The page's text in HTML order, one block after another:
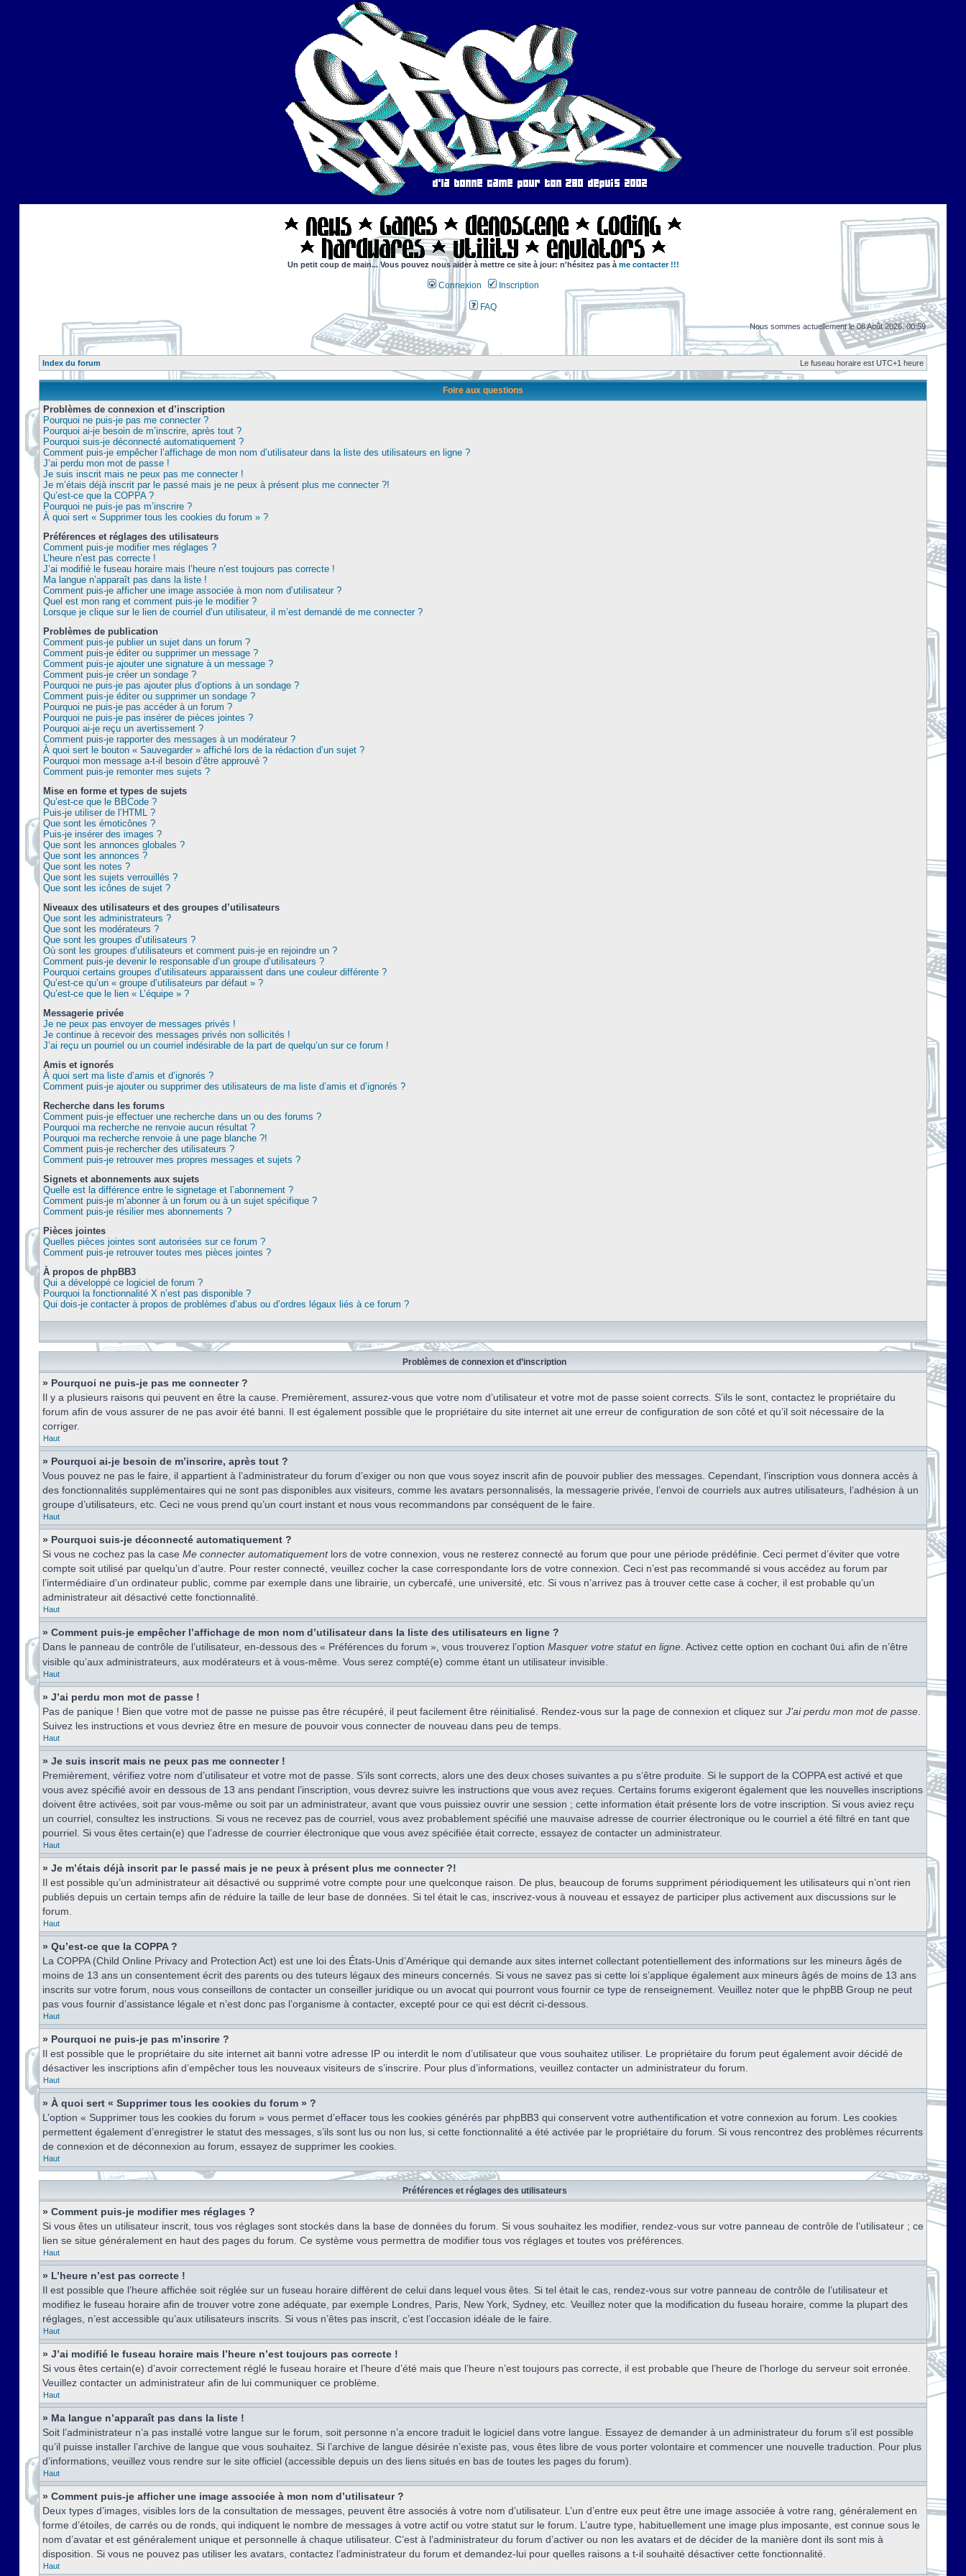
Un petit coup de main... Vous pouvez nous aider à mettre ce site à jour: n'hésitez pas à me contacter !!!
Connexion Inscription
FAQ
Nous sommes actuellement le 08 Août 2026, 00:59
Index du forum Le fuseau horaire est UTC+1 heure
Foire aux questions
Problèmes de connexion et d’inscription
Pourquoi ne puis-je pas me connecter ?
Pourquoi ai-je besoin de m’inscrire, après tout ?
Pourquoi suis-je déconnecté automatiquement ?
Comment puis-je empêcher l’affichage de mon nom d’utilisateur dans la liste des utilisateurs en ligne ?
J’ai perdu mon mot de passe !
Je suis inscrit mais ne peux pas me connecter !
Je m’étais déjà inscrit par le passé mais je ne peux à présent plus me connecter ?!
Qu’est-ce que la COPPA ?
Pourquoi ne puis-je pas m’inscrire ?
À quoi sert « Supprimer tous les cookies du forum » ?
Préférences et réglages des utilisateurs
Comment puis-je modifier mes réglages ?
L’heure n’est pas correcte !
J’ai modifié le fuseau horaire mais l’heure n’est toujours pas correcte !
Ma langue n’apparaît pas dans la liste !
Comment puis-je afficher une image associée à mon nom d’utilisateur ?
Quel est mon rang et comment puis-je le modifier ?
Lorsque je clique sur le lien de courriel d’un utilisateur, il m’est demandé de me connecter ?
Problèmes de publication
Comment puis-je publier un sujet dans un forum ?
Comment puis-je éditer ou supprimer un message ?
Comment puis-je ajouter une signature à un message ?
Comment puis-je créer un sondage ?
Pourquoi ne puis-je pas ajouter plus d’options à un sondage ?
Comment puis-je éditer ou supprimer un sondage ?
Pourquoi ne puis-je pas accéder à un forum ?
Pourquoi ne puis-je pas insérer de pièces jointes ?
Pourquoi ai-je reçu un avertissement ?
Comment puis-je rapporter des messages à un modérateur ?
À quoi sert le bouton « Sauvegarder » affiché lors de la rédaction d’un sujet ?
Pourquoi mon message a-t-il besoin d’être approuvé ?
Comment puis-je remonter mes sujets ?
Mise en forme et types de sujets
Qu’est-ce que le BBCode ?
Puis-je utiliser de l’HTML ?
Que sont les émoticônes ?
Puis-je insérer des images ?
Que sont les annonces globales ?
Que sont les annonces ?
Que sont les notes ?
Que sont les sujets verrouillés ?
Que sont les icônes de sujet ?
Niveaux des utilisateurs et des groupes d’utilisateurs
Que sont les administrateurs ?
Que sont les modérateurs ?
Que sont les groupes d’utilisateurs ?
Où sont les groupes d’utilisateurs et comment puis-je en rejoindre un ?
Comment puis-je devenir le responsable d’un groupe d’utilisateurs ?
Pourquoi certains groupes d’utilisateurs apparaissent dans une couleur différente ?
Qu’est-ce qu’un « groupe d’utilisateurs par défaut » ?
Qu’est-ce que le lien « L’équipe » ?
Messagerie privée
Je ne peux pas envoyer de messages privés !
Je continue à recevoir des messages privés non sollicités !
J’ai reçu un pourriel ou un courriel indésirable de la part de quelqu’un sur ce forum !
Amis et ignorés
À quoi sert ma liste d’amis et d’ignorés ?
Comment puis-je ajouter ou supprimer des utilisateurs de ma liste d’amis et d’ignorés ?
Recherche dans les forums
Comment puis-je effectuer une recherche dans un ou des forums ?
Pourquoi ma recherche ne renvoie aucun résultat ?
Pourquoi ma recherche renvoie à une page blanche ?!
Comment puis-je rechercher des utilisateurs ?
Comment puis-je retrouver mes propres messages et sujets ?
Signets et abonnements aux sujets
Quelle est la différence entre le signetage et l’abonnement ?
Comment puis-je m’abonner à un forum ou à un sujet spécifique ?
Comment puis-je résilier mes abonnements ?
Pièces jointes
Quelles pièces jointes sont autorisées sur ce forum ?
Comment puis-je retrouver toutes mes pièces jointes ?
À propos de phpBB3
Qui a développé ce logiciel de forum ?
Pourquoi la fonctionnalité X n’est pas disponible ?
Qui dois-je contacter à propos de problèmes d’abus ou d’ordres légaux liés à ce forum ?
Problèmes de connexion et d’inscription
» Pourquoi ne puis-je pas me connecter ?
Il y a plusieurs raisons qui peuvent en être la cause. Premièrement, assurez-vous que votre nom d’utilisateur et votre mot de passe soient corrects. S’ils le sont, contactez le propriétaire du
forum afin de vous assurer de ne pas avoir été banni. Il est également possible que le propriétaire du site internet ait une erreur de configuration de son côté et qu’il soit nécessaire de la
corriger.
Haut
» Pourquoi ai-je besoin de m’inscrire, après tout ?
Vous pouvez ne pas le faire, il appartient à l’administrateur du forum d’exiger ou non que vous soyez inscrit afin de pouvoir publier des messages. Cependant, l’inscription vous donnera accès à
des fonctionnalités supplémentaires qui ne sont pas disponibles aux visiteurs, comme les avatars personnalisés, la messagerie privée, l’envoi de courriels aux autres utilisateurs, l’adhésion à un
groupe d’utilisateurs, etc. Ceci ne vous prend qu’un court instant et nous vous recommandons par conséquent de le faire.
Haut
» Pourquoi suis-je déconnecté automatiquement ?
Si vous ne cochez pas la case Me connecter automatiquementlors de votre connexion, vous ne resterez connecté au forum que pour une période prédéfinie. Ceci permet d’éviter que votre
compte soit utilisé par quelqu’un d’autre. Pour rester connecté, veuillez cocher la case correspondante lors de votre connexion. Ceci n’est pas recommandé si vous accédez au forum par
l’intermédiaire d’un ordinateur public, comme par exemple dans une librairie, un cybercafé, une université, etc. Si vous n’arrivez pas à trouver cette case à cocher, il est probable qu’un
administrateur ait désactivé cette fonctionnalité.
Haut
» Comment puis-je empêcher l’affichage de mon nom d’utilisateur dans la liste des utilisateurs en ligne ?
Dans le panneau de contrôle de l’utilisateur, en-dessous des « Préférences du forum », vous trouverez l’option Masquer votre statut en ligne . Activez cette option en cochant Oui afin de n’être
visible qu’aux administrateurs, aux modérateurs et à vous-même. Vous serez compté(e) comme étant un utilisateur invisible.
Haut
» J’ai perdu mon mot de passe !
Pas de panique ! Bien que votre mot de passe ne puisse pas être récupéré, il peut facilement être réinitialisé. Rendez-vous sur la page de connexion et cliquez sur J’ai perdu mon mot de passe
Suivez les instructions et vous devriez être en mesure de pouvoir vous connecter de nouveau dans peu de temps.
Haut
» Je suis inscrit mais ne peux pas me connecter !
Premièrement, vérifiez votre nom d’utilisateur et votre mot de passe. S’ils sont corrects, alors une des deux choses suivantes a pu s’être produite. Si le support de la COPPA est activé et que
vous avez spécifié avoir en dessous de 13 ans pendant l’inscription, vous devrez suivre les instructions que vous avez reçues. Certains forums exigeront également que les nouvelles inscriptions
doivent être activées, soit par vous-même ou soit par un administrateur, avant que vous puissiez ouvrir une session ; cette information était présente lors de votre inscription. Si vous aviez reçu
un courriel, consultez les instructions. Si vous ne recevez pas de courriel, vous avez probablement spécifié une mauvaise adresse de courrier électronique ou le courriel a été filtré en tant que
pourriel. Si vous êtes certain(e) que l’adresse de courrier électronique que vous avez spécifiée était correcte, essayez de contacter un administrateur.
Haut
» Je m’étais déjà inscrit par le passé mais je ne peux à présent plus me connecter ?!
Il est possible qu’un administrateur ait désactivé ou supprimé votre compte pour une quelconque raison. De plus, beaucoup de forums suppriment périodiquement les utilisateurs qui n’ont rien
publiés depuis un certain temps afin de réduire la taille de leur base de données. Si tel était le cas, inscrivez-vous à nouveau et essayez de participer plus activement aux discussions sur le
forum.
Haut
» Qu’est-ce que la COPPA ?
La COPPA (Child Online Privacy and Protection Act) est une loi des États-Unis d’Amérique qui demande aux sites internet collectant potentiellement des informations sur les mineurs âgés de
moins de 13 ans un consentement écrit des parents ou des tuteurs légaux des mineurs concernés. Si vous ne savez pas si cette loi s’applique également aux mineurs âgés de moins de 13 ans
inscrits sur votre forum, nous vous conseillons de contacter un conseiller juridique ou un avocat qui pourront vous fournir ce type de renseignement. Veuillez noter que le phpBB Group ne peut
pas vous fournir d’assistance légale et n’est donc pas l’organisme à contacter, excepté pour ce qui est décrit ci-dessous.
Haut
» Pourquoi ne puis-je pas m’inscrire ?
Il est possible que le propriétaire du site internet ait banni votre adresse IP ou interdit le nom d’utilisateur que vous souhaitez utiliser. Le propriétaire du forum peut également avoir décidé de
désactiver les inscriptions afin d’empêcher tous les nouveaux visiteurs de s’inscrire. Pour plus d’informations, veuillez contacter un administrateur du forum.
Haut
» À quoi sert « Supprimer tous les cookies du forum » ?
L’option « Supprimer tous les cookies du forum » vous permet d’effacer tous les cookies générés par phpBB3 qui conservent votre authentification et votre connexion au forum. Les cookies
permettent également d’enregistrer le statut des messages, s’ils sont lus ou non lus, si cette fonctionnalité a été activée par le propriétaire du forum. Si vous rencontrez des problèmes récurrents
de connexion et de déconnexion au forum, essayez de supprimer les cookies.
Haut
Préférences et réglages des utilisateurs
» Comment puis-je modifier mes réglages ?
Si vous êtes un utilisateur inscrit, tous vos réglages sont stockés dans la base de données du forum. Si vous souhaitez les modifier, rendez-vous sur votre panneau de contrôle de l’utilisateur ; ce
lien se situe généralement en haut des pages du forum. Ce système vous permettra de modifier tous vos réglages et toutes vos préférences.
Haut
» L’heure n’est pas correcte !
Il est possible que l’heure affichée soit réglée sur un fuseau horaire différent de celui dans lequel vous êtes. Si tel était le cas, rendez-vous sur votre panneau de contrôle de l’utilisateur et
modifiez le fuseau horaire afin de trouver votre zone adéquate, par exemple Londres, Paris, New York, Sydney, etc. Veuillez noter que la modification du fuseau horaire, comme la plupart des
réglages, n’est accessible qu’aux utilisateurs inscrits. Si vous n’êtes pas inscrit, c’est l’occasion idéale de le faire.
Haut
» J’ai modifié le fuseau horaire mais l’heure n’est toujours pas correcte !
Si vous êtes certain(e) d’avoir correctement réglé le fuseau horaire et l’heure d’été mais que l’heure n’est toujours pas correcte, il est probable que l’heure de l’horloge du serveur soit erronée.
Veuillez contacter un administrateur afin de lui communiquer ce problème.
Haut
» Ma langue n’apparaît pas dans la liste !
Soit l’administrateur n’a pas installé votre langue sur le forum, soit personne n’a encore traduit le logiciel dans votre langue. Essayez de demander à un administrateur du forum s’il est possible
qu’il puisse installer l’archive de langue que vous souhaitez. Si l’archive de langue désirée n’existe pas, vous êtes libre de vous porter volontaire et commencer une nouvelle traduction. Pour plus
d’informations, veuillez vous rendre sur le site officiel (accessible depuis un des liens situés en bas de toutes les pages du forum).
Haut
» Comment puis-je afficher une image associée à mon nom d’utilisateur ?
Deux types d’images, visibles lors de la consultation de messages, peuvent être associés à votre nom d’utilisateur. L’un d’entre eux peut être une image associée à votre rang, généralement en
forme d’étoiles, de carrés ou de ronds, qui indiquent le nombre de messages à votre actif ou votre statut sur le forum. L’autre type, habituellement une image plus imposante, est connue sous le
nom d’avatar et est généralement unique et personnelle à chaque utilisateur. C’est à l’administrateur du forum d’activer ou non les avatars et de décider de la manière dont ils sont mis à
disposition. Si vous ne pouvez pas utiliser les avatars, contactez l’administrateur du forum et demandez-lui pour quelles raisons a t-il souhaité désactiver cette fonctionnalité.
Haut